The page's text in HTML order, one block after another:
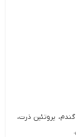
پروتئین ذرت،